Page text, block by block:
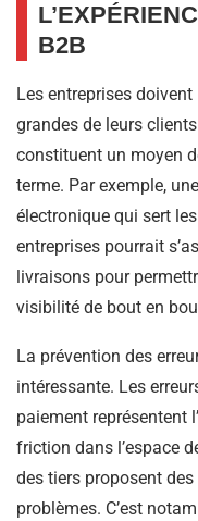
B2B
Les entreprises
grandes de leurs
constituent un moyen
terme. Par exemple,
électronique qui sert
entreprises pourrait
livraisons pour
visibilité de bout en
La prévention des
intéressante. Les
paiement représentent
friction dans l’espace
des tiers proposent
problèmes. C’est